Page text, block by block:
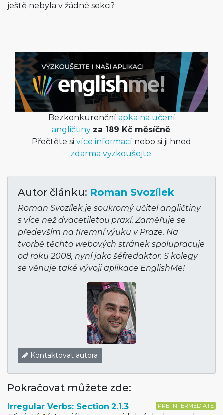
ještě nebyla v žádné sekci?
Bezkonkurenční apka na učení
angličtiny za 189 Kč měsíčně.
Přečtěte si více informací nebo si ji hned
zdarma vyzkoušejte.
Autor článku: Roman Svozílek
Roman Svozílek je soukromý učitel angličtiny
s více než dvacetiletou praxí. Zaměřuje se
především na firemní výuku v Praze. Na
tvorbě těchto webových stránek spolupracuje
od roku 2008, nyní jako šéfredaktor. S kolegy
se věnuje také vývoji aplikace EnglishMe!
Kontaktovat autora
Pokračovat můžete zde:
PRE-INTERMEDIATE
Irregular Verbs: Section 2.1.3